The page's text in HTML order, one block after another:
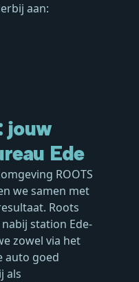
aan:
jouw
Ede
ROOTS
we samen met
Roots
station Ede-
zowel via het
auto goed
als